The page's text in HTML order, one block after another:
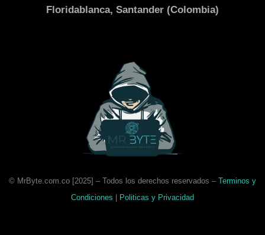
Floridablanca, Santander (Colombia)
© MrByte.com.co [2025] – Todos los derechos reservados – Terminos y
Condiciones
Politicas y Privacidad